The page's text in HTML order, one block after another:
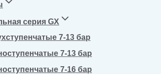
серия GX
7-13 бар
7-13 бар
7-16 бар